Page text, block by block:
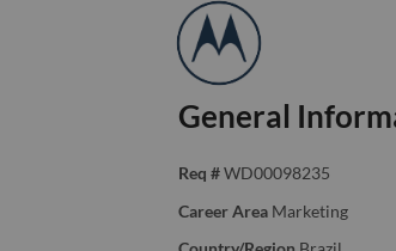
General
Req # WD00098235
Career Area Marketing